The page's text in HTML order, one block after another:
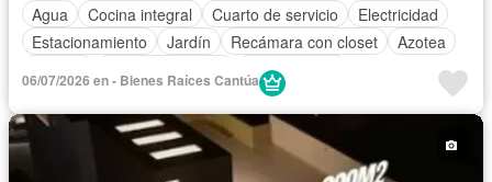
Agua
Cocina integral Cuarto de servicio
Electricidad
Estacionamiento
Jardín Recámara con closet
Azotea
Sin amueblar
06/07/2026 en - Bienes Raíces Cantúa